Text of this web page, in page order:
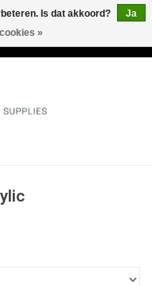
Is dat akkoord?
Ja
»